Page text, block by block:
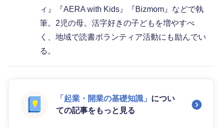
ィ』『AERA with Kids』『Bizmom』などで執
筆。2児の母。活字好きの子どもを増やすべ
く、地域で読書ボランティア活動にも励んでい
る。
「起業・開業の基礎知識」 につい
ての記事をもっと見る